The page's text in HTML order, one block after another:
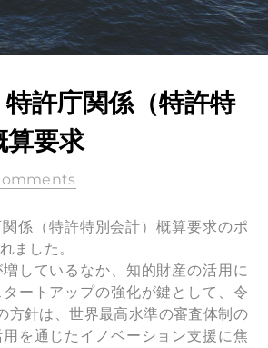
許庁関係（特許特
算要求
係（特許特別会計）概算要求のポ
ました。
しているなか、知的財産の活用に
ートアップの強化が鍵として、令
方針は、世界最高水準の審査体制の
を通じたイノベーション支援に焦